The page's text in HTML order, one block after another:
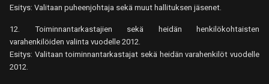
Esitys: Valitaan puheenjohtaja sekä muut hallituksen jäsenet.
12. Toiminnantarkastajien sekä heidän henkilökohtaisten
varahenkilöiden valinta vuodelle 2012.
Esitys: Valitaan toiminnantarkastajat sekä heidän varahenkilöt vuodelle
2012.